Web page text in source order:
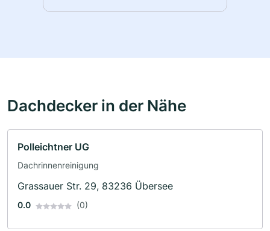
Dachdecker in der Nähe
Polleichtner UG
Dachrinnenreinigung
Grassauer Str. 29, 83236 Übersee
0.0 (0)